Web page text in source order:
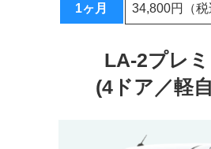
1ヶ月 34,800円（税
LA-2プレ
(4ドア／軽